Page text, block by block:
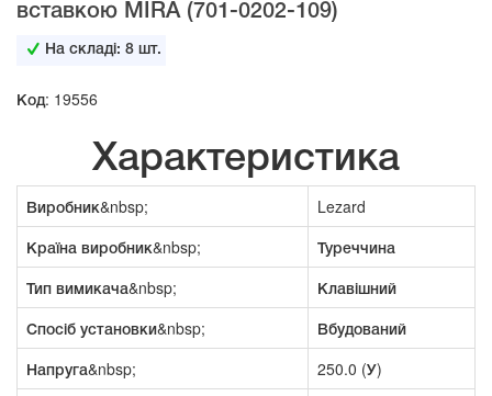
вставкою MIRA (701-0202-109)
На складі:8 шт.
Код: 19556
Характеристика
Виробник&nbsp;
Lezard
Країна виробник&nbsp;
Туреччина
Тип вимикача&nbsp;
Клавішний
Спосіб установки&nbsp;
Вбудований
Напруга&nbsp;
250.0 (У)